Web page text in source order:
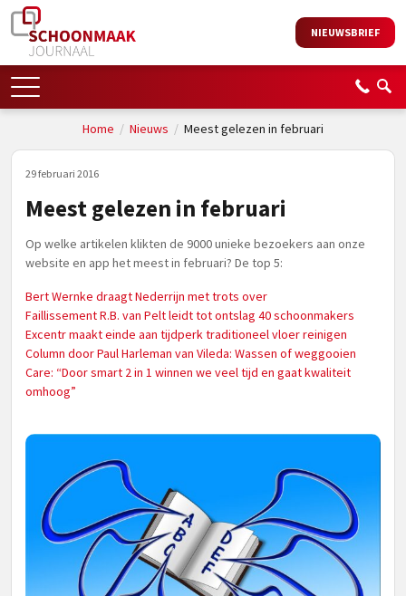
NIEUWSBRIEF
Home / Nieuws / Meest gelezen in februari
29 februari 2016
Meest gelezen in februari
Op welke artikelen klikten de 9000 unieke bezoekers aan onze
website en app het meest in februari? De top 5:
Bert Wernke draagt Nederrijn met trots over
Faillissement R.B. van Pelt leidt tot ontslag 40 schoonmakers
Excentr maakt einde aan tijdperk traditioneel vloer reinigen
Column door Paul Harleman van Vileda: Wassen of weggooien
Care: “Door smart 2 in 1 winnen we veel tijd en gaat kwaliteit
omhoog”